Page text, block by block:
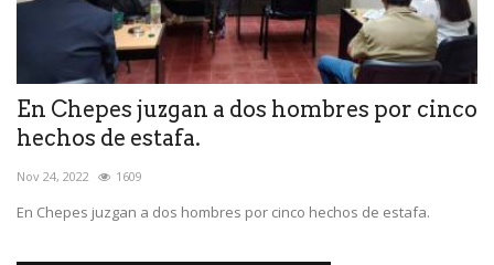
En Chepes juzgan a dos hombres por cinco
hechos de estafa.
Nov 24, 2022 1609
En Chepes juzgan a dos hombres por cinco hechos de estafa.